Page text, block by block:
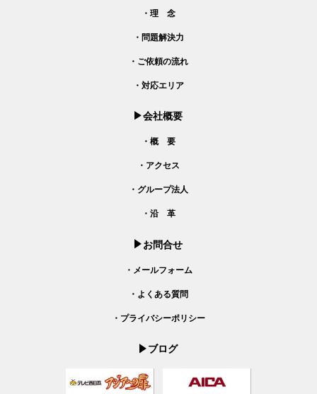
・理 念
・問題解決力
・ご依頼の流れ
・対応エリア
会社概要
・概 要
・アクセス
・グループ法人
・沿 革
お問合せ
・メールフォーム
・よくある質問
・プライバシーポリシー
ブログ